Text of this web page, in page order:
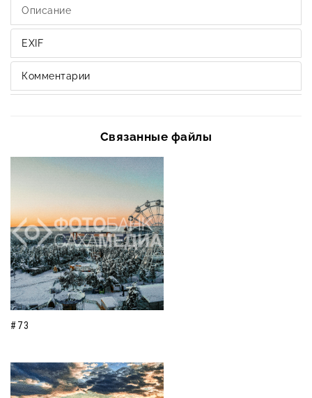
Описание
EXIF
Комментарии
Связанные файлы
#73